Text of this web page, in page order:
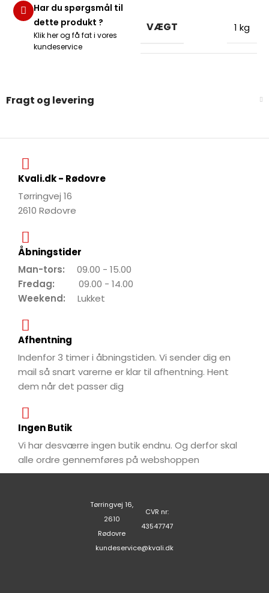
Har du spørgsmål til
dette produkt ?
Klik her og få fat i vores
kundeservice
VÆGT 1 kg
Fragt og levering
Kvali.dk - Rødovre
Tørringvej 16
2610 Rødovre
Åbningstider
Man-tors: 09.00 - 15.00
Fredag: 09.00 - 14.00
Weekend: Lukket
Afhentning
Indenfor 3 timer i åbningstiden. Vi sender dig en
mail så snart varerne er klar til afhentning. Hent
dem når det passer dig
Ingen Butik
Vi har desværre ingen butik endnu. Og derfor skal
alle ordre gennemføres på webshoppen
Tørringvej 16,
2610
Rødovre
CVR nr:
43547747
kundeservice@kvali.dk